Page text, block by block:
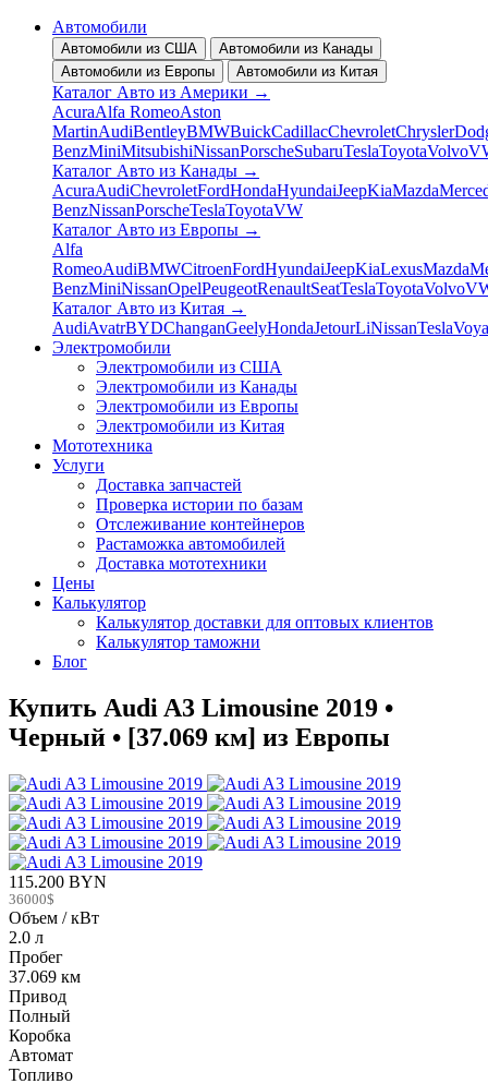
Автомобили
Автомобили из США
Автомобили из Канады
Автомобили из Европы
Автомобили из Китая
Каталог Авто из Америки →
AcuraAlfa RomeoAston
MartinAudiBentleyBMWBuickCadillacChevroletChrysler
BenzMiniMitsubishiNissanPorscheSubaruTeslaToyotaVolvo
Каталог Авто из Канады →
AcuraAudiChevroletFordHondaHyundaiJeepKiaMazda
BenzNissanPorscheTeslaToyotaVW
Каталог Авто из Европы →
Alfa
RomeoAudiBMWCitroenFordHyundaiJeepKiaLexusMazda
BenzMiniNissanOpelPeugeotRenaultSeatTeslaToyotaVolvo
Каталог Авто из Китая →
AudiAvatrBYDChanganGeelyHondaJetourLiNissanTesla
Электромобили
Электромобили из США
Электромобили из Канады
Электромобили из Европы
Электромобили из Китая
Мототехника
Услуги
Доставка запчастей
Проверка истории по базам
Отслеживание контейнеров
Растаможка автомобилей
Доставка мототехники
Цены
Калькулятор
Калькулятор доставки для оптовых клиентов
Калькулятор таможни
Блог
Купить Audi A3 Limousine 2019 •
Черный • [37.069 км] из Европы
115.200 BYN
36000$
Объем / кВт
2.0 л
Пробег
37.069 км
Привод
Полный
Коробка
Автомат
Топливо